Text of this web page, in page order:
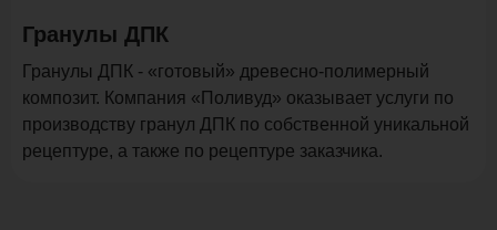
Гранулы ДПК
Гранулы ДПК - «готовый» древесно-полимерный
композит. Компания «Поливуд» оказывает услуги по
производству гранул ДПК по собственной уникальной
рецептуре, а также по рецептуре заказчика.